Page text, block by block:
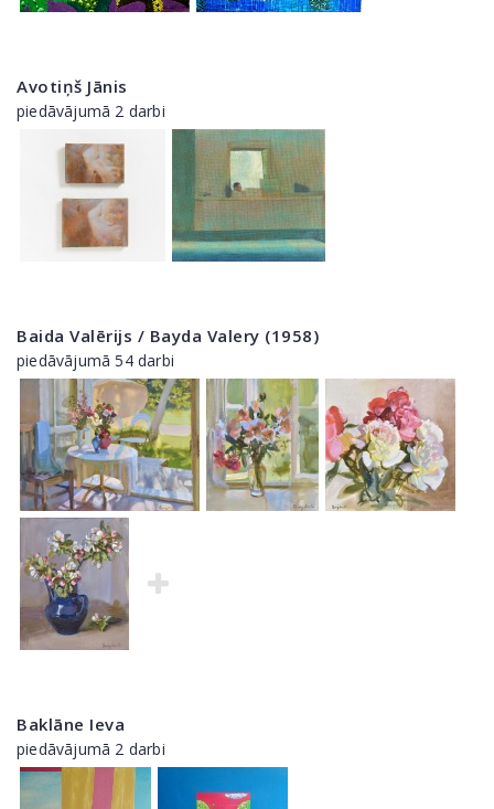
Avotiņš Jānis
piedāvājumā 2 darbi
Baida Valērijs / Bayda Valery (1958)
piedāvājumā 54 darbi
Baklāne Ieva
piedāvājumā 2 darbi